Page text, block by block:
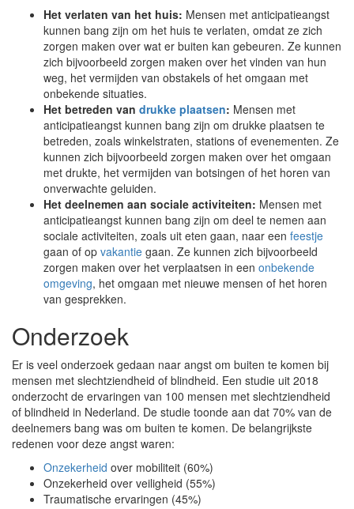
Het verlaten van het huis: Mensen met anticipatieangst
kunnen bang zijn om het huis te verlaten, omdat ze zich
zorgen maken over wat er buiten kan gebeuren. Ze kunnen
zich bijvoorbeeld zorgen maken over het vinden van hun
weg, het vermijden van obstakels of het omgaan met
onbekende situaties.
Het betreden van drukke plaatsen: Mensen met
anticipatieangst kunnen bang zijn om drukke plaatsen te
betreden, zoals winkelstraten, stations of evenementen. Ze
kunnen zich bijvoorbeeld zorgen maken over het omgaan
met drukte, het vermijden van botsingen of het horen van
onverwachte geluiden.
Het deelnemen aan sociale activiteiten: Mensen met
anticipatieangst kunnen bang zijn om deel te nemen aan
sociale activiteiten, zoals uit eten gaan, naar een feestje
gaan of op vakantie gaan. Ze kunnen zich bijvoorbeeld
zorgen maken over het verplaatsen in een onbekende
omgeving, het omgaan met nieuwe mensen of het horen
van gesprekken.
Onderzoek
Er is veel onderzoek gedaan naar angst om buiten te komen bij
mensen met slechtziendheid of blindheid. Een studie uit 2018
onderzocht de ervaringen van 100 mensen met slechtziendheid
of blindheid in Nederland. De studie toonde aan dat 70% van de
deelnemers bang was om buiten te komen. De belangrijkste
redenen voor deze angst waren:
Onzekerheid over mobiliteit (60%)
Onzekerheid over veiligheid (55%)
Traumatische ervaringen (45%)